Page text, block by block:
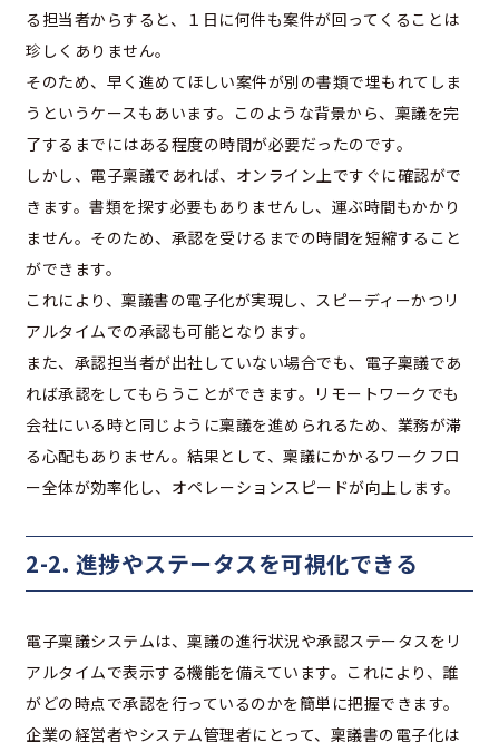
る担当者からすると、１日に何件も案件が回ってくることは
珍しくありません。
そのため、早く進めてほしい案件が別の書類で埋もれてしま
うというケースもあいます。このような背景から、稟議を完
了するまでにはある程度の時間が必要だったのです。
しかし、電子稟議であれば、オンライン上ですぐに確認がで
きます。書類を探す必要もありませんし、運ぶ時間もかかり
ません。そのため、承認を受けるまでの時間を短縮すること
ができます。
これにより、稟議書の電子化が実現し、スピーディーかつリ
アルタイムでの承認も可能となります。
また、承認担当者が出社していない場合でも、電子稟議であ
れば承認をしてもらうことができます。リモートワークでも
会社にいる時と同じように稟議を進められるため、業務が滞
る心配もありません。結果として、稟議にかかるワークフロ
ー全体が効率化し、オペレーションスピードが向上します。
2-2. 進捗やステータスを可視化できる
電子稟議システムは、稟議の進行状況や承認ステータスをリ
アルタイムで表示する機能を備えています。これにより、誰
がどの時点で承認を行っているのかを簡単に把握できます。
企業の経営者やシステム管理者にとって、稟議書の電子化は